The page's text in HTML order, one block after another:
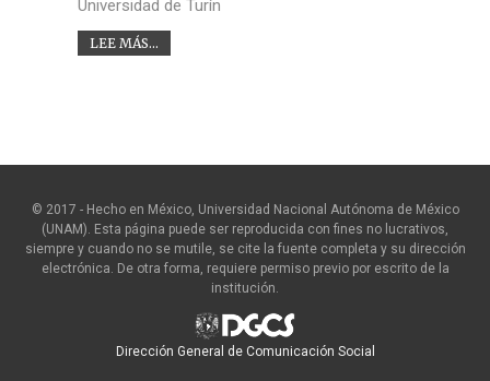
Universidad de Turín
LEE MÁS...
© 2017 - Hecho en México, Universidad Nacional Autónoma de México
(UNAM). Esta página puede ser reproducida con fines no lucrativos,
siempre y cuando no se mutile, se cite la fuente completa y su dirección
electrónica. De otra forma, requiere permiso previo por escrito de la
institución.
Dirección General de Comunicación Social